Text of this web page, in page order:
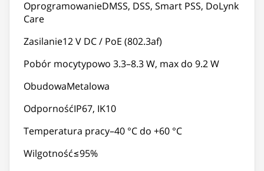
OprogramowanieDMSS, DSS, Smart PSS, DoLynk
Care
Zasilanie12 V DC / PoE (802.3af)
Pobór mocytypowo 3.3–8.3 W, max do 9.2 W
ObudowaMetalowa
OdpornośćIP67, IK10
Temperatura pracy–40 °C do +60 °C
Wilgotność≤95%